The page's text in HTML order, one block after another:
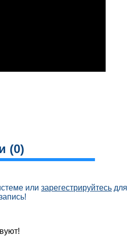
(0)
илизарегестрируйтесь для